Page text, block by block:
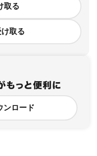
取る
取る
ンロード